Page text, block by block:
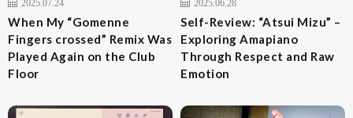
2025.07.24
When My “Gomenne
Fingers crossed” Remix Was
Played Again on the Club
Floor
2025.06.28
Self-Review: “Atsui Mizu” –
Exploring Amapiano
Through Respect and Raw
Emotion